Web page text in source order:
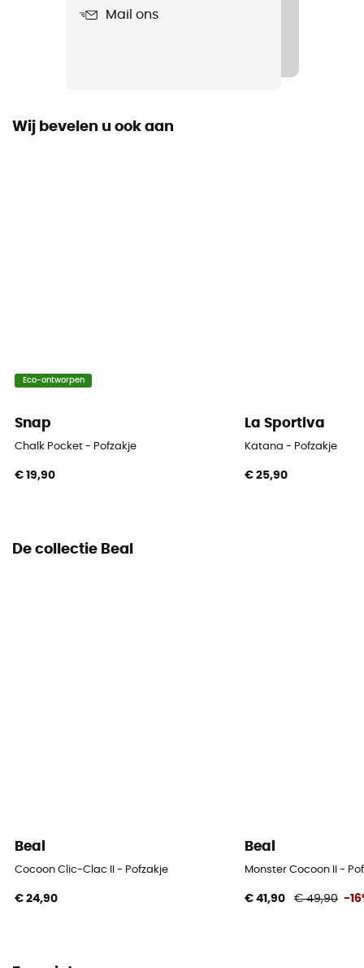
Mail ons
Wij bevelen u ook aan
Eco-ontworpen
Snap
Chalk Pocket - Pofzakje
€ 19,90
La Sportiva
Katana - Pofzakje
€ 25,90
De collectie Beal
Beal
Cocoon Clic-Clac II - Pofzakje
€ 24,90
Beal
Monster Cocoon II -
€ 41,90 € 49,90 -